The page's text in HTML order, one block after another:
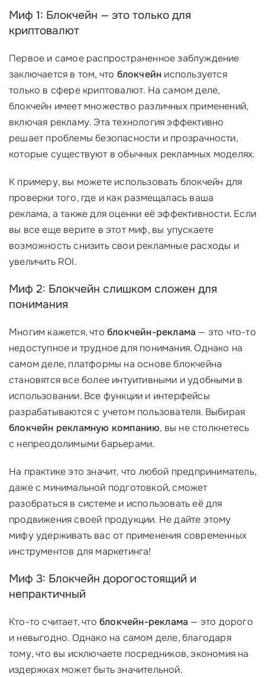
Миф 1: Блокчейн — это только для
криптовалют
Первое и самое распространенное заблуждение
заключается в том, что блокчейн используется
только в сфере криптовалют. На самом деле,
блокчейн имеет множество различных применений,
включая рекламу. Эта технология эффективно
решает проблемы безопасности и прозрачности,
которые существуют в обычных рекламных моделях.
К примеру, вы можете использовать блокчейн для
проверки того, где и как размещалась ваша
реклама, а также для оценки её эффективности. Если
вы все еще верите в этот миф, вы упускаете
возможность снизить свои рекламные расходы и
увеличить ROI.
Миф 2: Блокчейн слишком сложен для
понимания
Многим кажется, что блокчейн-реклама — это что-то
недоступное и трудное для понимания. Однако на
самом деле, платформы на основе блокчейна
становятся все более интуитивными и удобными в
использовании. Все функции и интерфейсы
разрабатываются с учетом пользователя. Выбирая
блокчейн рекламную компанию, вы не столкнетесь
с непреодолимыми барьерами.
На практике это значит, что любой предприниматель,
даже с минимальной подготовкой, сможет
разобраться в системе и использовать её для
продвижения своей продукции. Не дайте этому
мифу удерживать вас от применения современных
инструментов для маркетинга!
Миф 3: Блокчейн дорогостоящий и
непрактичный
Кто-то считает, что блокчейн-реклама — это дорого
и невыгодно. Однако на самом деле, благодаря
тому, что вы исключаете посредников, экономия на
издержках может быть значительной.